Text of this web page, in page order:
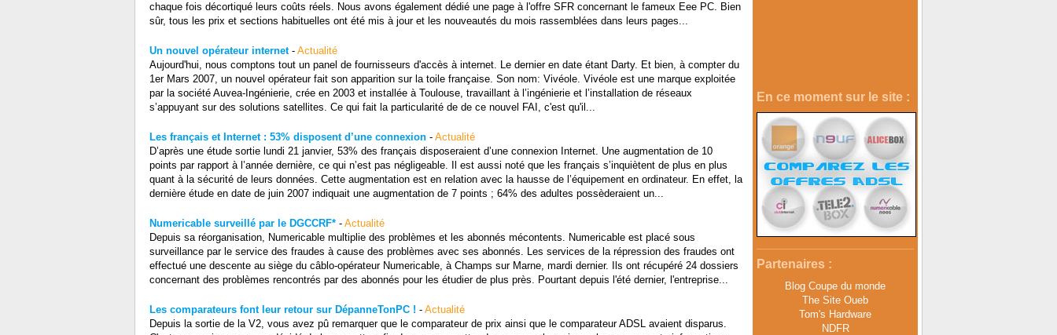
En ce moment sur le site :
Partenaires :
Blog Coupe du monde
The Site Oueb
Tom's Hardware
NDFR
chaque fois décortiqué leurs coûts réels. Nous avons également dédié une page à l'offre SFR concernant le fameux Eee PC. Bien
sûr, tous les prix et sections habituelles ont été mis à jour et les nouveautés du mois rassemblées dans leurs pages...
Un nouvel opérateur internet- Actualité
Aujourd'hui, nous comptons tout un panel de fournisseurs d'accès à internet. Le dernier en date étant Darty. Et bien, à compter du
1er Mars 2007, un nouvel opérateur fait son apparition sur la toile française. Son nom: Vivéole. Vivéole est une marque exploitée
par la société Auvea-Ingénierie, crée en 2003 et installée à Toulouse, travaillant à l’ingénierie et l’installation de réseaux
s’appuyant sur des solutions satellites. Ce qui fait la particularité de de ce nouvel FAI, c'est qu'il...
Les français et Internet : 53% disposent d’une connexion- Actualité
D’après une étude sortie lundi 21 janvier, 53% des français disposeraient d’une connexion Internet. Une augmentation de 10
points par rapport à l’année dernière, ce qui n’est pas négligeable. Il est aussi noté que les français s’inquiètent de plus en plus
quant à la sécurité de leurs données. Cette augmentation est en relation avec la hausse de l’équipement en ordinateur. En effet, la
dernière étude en date de juin 2007 indiquait une augmentation de 7 points ; 64% des adultes possèderaient un...
Numericable surveillé par le DGCCRF*- Actualité
Depuis sa réorganisation, Numericable multiplie des problèmes et les abonnés mécontents. Numericable est placé sous
surveillance par le service des fraudes à cause des problèmes avec ses abonnés. Les services de la répression des fraudes ont
effectué une descente au siège du câblo-opérateur Numericable, à Champs sur Marne, mardi dernier. Ils ont récupéré 24 dossiers
concernant des problèmes rencontrés par des abonnés pour les étudier de plus près. Pourtant depuis l'été dernier, l'entreprise...
Les comparateurs font leur retour sur DépanneTonPC ! - Actualité
Depuis la sortie de la V2, vous avez pû remarquer que le comparateur de prix ainsi que le comparateur ADSL avaient disparus.